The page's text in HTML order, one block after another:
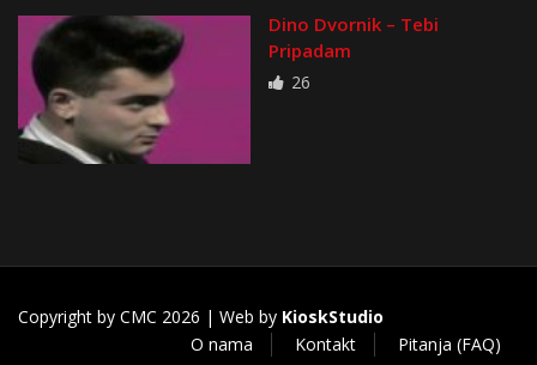
Dino Dvornik – Tebi
Pripadam
26
Copyright by CMC 2026 | Web by KioskStudio
O nama
Kontakt Pitanja (FAQ)